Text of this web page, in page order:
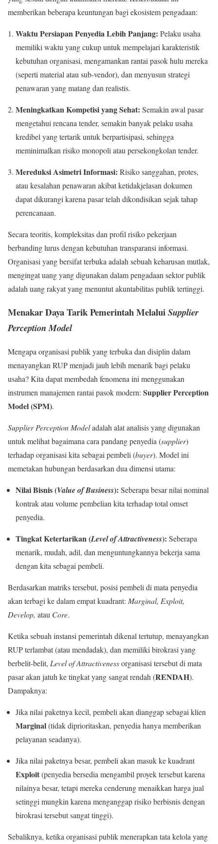
memberikan beberapa keuntungan bagi ekosistem pengadaan:
Waktu Persiapan Penyedia Lebih Panjang: Pelaku usaha
memiliki waktu yang cukup untuk mempelajari karakteristik
kebutuhan organisasi, mengamankan rantai pasok hulu mereka
(seperti material atau sub-vendor), dan menyusun strategi
penawaran yang matang dan realistis.
Meningkatkan Kompetisi yang Sehat: Semakin awal pasar
mengetahui rencana tender, semakin banyak pelaku usaha
kredibel yang tertarik untuk berpartisipasi, sehingga
meminimalkan risiko monopoli atau persekongkolan tender.
Mereduksi Asimetri Informasi: Risiko sanggahan, protes,
atau kesalahan penawaran akibat ketidakjelasan dokumen
dapat dikurangi karena pasar telah dikondisikan sejak tahap
perencanaan.
Secara teoritis, kompleksitas dan profil risiko pekerjaan
berbanding lurus dengan kebutuhan transparansi informasi.
Organisasi yang bersifat terbuka adalah sebuah keharusan mutlak,
mengingat uang yang digunakan dalam pengadaan sektor publik
adalah uang rakyat yang menuntut akuntabilitas publik tertinggi.
Menakar Daya Tarik Pemerintah MelaluiSupplier
Perception Model
Mengapa organisasi publik yang terbuka dan disiplin dalam
menayangkan RUP menjadi jauh lebih menarik bagi pelaku
usaha? Kita dapat membedah fenomena ini menggunakan
instrumen manajemen rantai pasok modern: Supplier Perception
Model (SPM).
Supplier Perception Modeladalah alat analisis yang digunakan
untuk melihat bagaimana cara pandang penyedia (supplier)
terhadap organisasi kita sebagai pembeli (buyer). Model ini
memetakan hubungan berdasarkan dua dimensi utama:
Nilai Bisnis (Value of Business): Seberapa besar nilai nominal
kontrak atau volume pembelian kita terhadap total omset
penyedia.
Tingkat Ketertarikan (Level of Attractiveness): Seberapa
menarik, mudah, adil, dan menguntungkannya bekerja sama
dengan kita sebagai pembeli.
Berdasarkan matriks tersebut, posisi pembeli di mata penyedia
akan terbagi ke dalam empat kuadrant: Marginal, Exploit,
Develop, atau Core.
Ketika sebuah instansi pemerintah dikenal tertutup, menayangkan
RUP terlambat (atau mendadak), dan memiliki birokrasi yang
berbelit-belit, Level of Attractivenessorganisasi tersebut di mata
pasar akan jatuh ke tingkat yang sangat rendah (RENDAH).
Dampaknya:
Jika nilai paketnya kecil, pembeli akan dianggap sebagai klien
Marginal(tidak diprioritaskan, penyedia hanya memberikan
pelayanan seadanya).
Jika nilai paketnya besar, pembeli akan masuk ke kuadrant
Exploit(penyedia bersedia mengambil proyek tersebut karena
nilainya besar, tetapi mereka cenderung menaikkan harga jual
setinggi mungkin karena menganggap risiko berbisnis dengan
birokrasi tersebut sangat tinggi).
Sebaliknya, ketika organisasi publik menerapkan tata kelola yang